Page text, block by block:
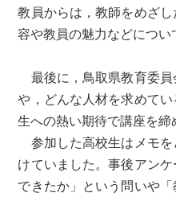
教員からは，教師をめざ
容や教員の魅力などについ
最後に，鳥取県教育委
や，どんな人材を求めて
生への熱い期待で講座を締
参加した高校生はメモ
けていました。事後アン
できたか」という問いや